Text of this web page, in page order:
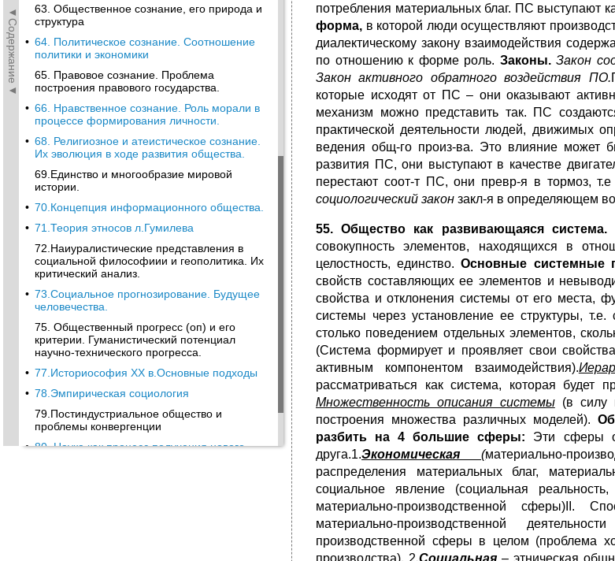
◄Содержание◄
63. Общественное сознание, его природа и
структура
• 64. Политическое сознание. Соотношение
политики и экономики
65. Правовое сознание. Проблема
построения правового государства.
• 66. Нравственное сознание. Роль морали в
процессе формирования личности.
• 68. Религиозное и атеистическое сознание.
Их эволюция в ходе развития общества.
69.Единcтво и многообразие мировой
иcтории.
• 70.Концепция информационного общества.
• 71.Теория этносов л.Гумилева
72.Наиуралистические представления в
социальной философиии и геополитика. Их
критический анализ.
• 73.Социальное прогнозирование. Будущее
человечества.
75. Общественный прогресс (оп) и его
критерии. Гуманистический потенциал
научно-технического прогресса.
• 77.Историософия XX в.Основные подходы
• 78.Эмпирическая социология
79.Постиндустриальное общество и
проблемы конвергенции
• 80. Наука как процесс получения нового
потребления материальных благ. ПС выступают
форма, в которой люди осуществляют
диалектическому закону взаимодействия
по отношению к форме роль. Законы. Закон
Закон активного обратного воздействия ПО.
которые исходят от ПС – они оказывают
механизм можно представить так. ПС
практической деятельности людей, движимых
ведения общ-го произ-ва. Это влияние может
развития ПС, они выступают в качестве
перестают соот-т ПС, они превр-я в тормоз,
социологический закон закл-я в определяющем
55. Общество как развивающаяся
совокупность элементов, находящихся в
целостность, единство.Основные системные
свойств составляющих ее элементов и
свойства и отклонения системы от его места,
системы через установление ее структуры,
столько поведением отдельных элементов,
(Система формирует и проявляет свои
активным компонентом взаимодействия).
рассматриваться как система, которая будет
Множественность описания системы(в силу
построения множества различных моделей).
разбить на 4 большие сферы: Эти сферы
друга.1.Экономическая (материально-
распределения материальных благ,
социальное явление (социальная
материально-производственной сферы)II.
материально-производственной
производственной сферы в целом (проблема
производства). 2.Социальная – этническая